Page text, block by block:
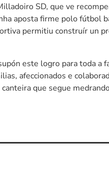
SD, que ve
aposta firme polo fútbol
permitiu construír un
este logro para toda a
afeccionados e
que segue